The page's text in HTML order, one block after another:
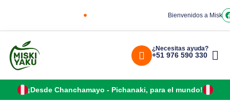
Bienvenidos a
¿Necesitas ayuda?
+51 976 590 330
¡Desde Chanchamayo - Pichanaki, para el mundo!